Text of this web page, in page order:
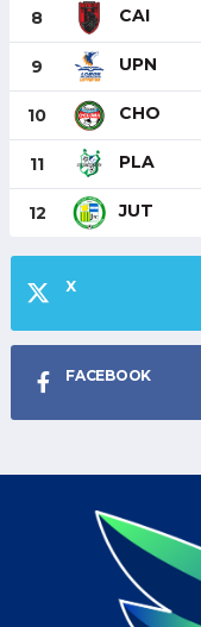
8 CAI
9 UPN
10 CHO
11 PLA
12 JUT
X
FACEBOOK